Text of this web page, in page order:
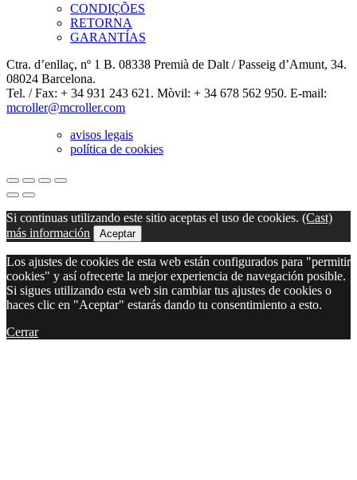
CONDIÇÕES
RETORNA
GARANTÍAS
Ctra. d’enllaç, nº 1 B. 08338 Premià de Dalt / Passeig d’Amunt, 34.
08024 Barcelona.
Tel. / Fax: + 34 931 243 621. Mòvil: + 34 678 562 950. E-mail:
mcroller@mcroller.com
avisos legais
política de cookies
Si continuas utilizando este sitio aceptas el uso de cookies. (Cast)
más información
Aceptar
Los ajustes de cookies de esta web están configurados para "permitir
cookies" y así ofrecerte la mejor experiencia de navegación posible.
Si sigues utilizando esta web sin cambiar tus ajustes de cookies o
haces clic en "Aceptar" estarás dando tu consentimiento a esto.
Cerrar